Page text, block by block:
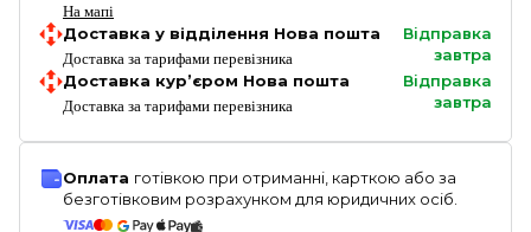
На мапі
Доставка у відділення Нова пошта
Доставка за тарифами перевізника
Відправка
завтра
Доставка кур’єром Нова пошта
Доставка за тарифами перевізника
Відправка
завтра
Оплата готівкою при отриманні, карткою або за
безготівковим розрахунком для юридичних осіб.